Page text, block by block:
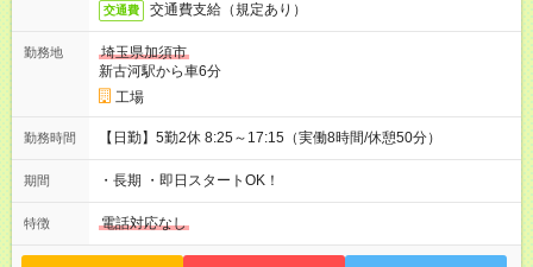
交通費 交通費支給（規定あり）
勤務地
埼玉県加須市
新古河駅から車6分
工場
勤務時間 【日勤】5勤2休 8:25～17:15（実働8時間/休憩50分）
期間 ・長期 ・即日スタートOK！
特徴 電話対応なし